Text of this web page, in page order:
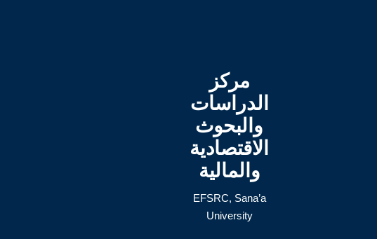
مركز
الدراسات
والبحوث
الاقتصادية
والمالية
EFSRC, Sana’a
University